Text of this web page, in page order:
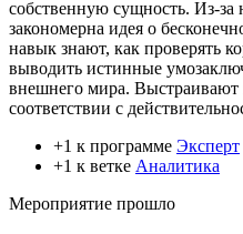
собственную сущность. Из-за
закономерна идея о
навык знают, как проверять
выводить истинные
внешнего мира. Выстраивают
соответствии с
+1 к программе Эксперт
+1 к ветке Аналитика
Мероприятие прошло